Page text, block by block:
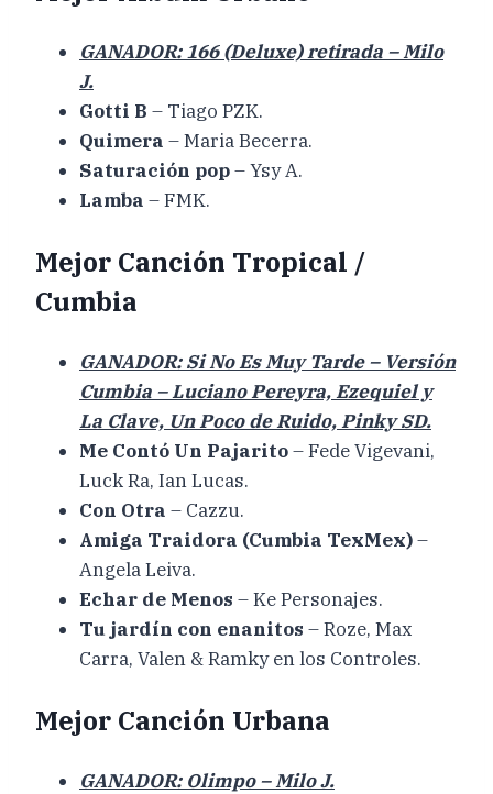
GANADOR: 166 (Deluxe) retirada – Milo
J.
Gotti B – Tiago PZK.
Quimera – Maria Becerra.
Saturación pop– Ysy A.
Lamba – FMK.
Mejor Canción Tropical /
Cumbia
GANADOR: Si No Es Muy Tarde – Versión
Cumbia – Luciano Pereyra, Ezequiel y
La Clave, Un Poco de Ruido, Pinky SD.
Me Contó Un Pajarito– Fede Vigevani,
Luck Ra, Ian Lucas.
Con Otra – Cazzu.
Amiga Traidora (Cumbia TexMex)–
Angela Leiva.
Echar de Menos – Ke Personajes.
Tu jardín con enanitos – Roze, Max
Carra, Valen & Ramky en los Controles.
Mejor Canción Urbana
GANADOR: Olimpo – Milo J.